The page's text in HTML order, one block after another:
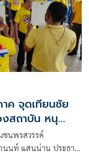
ค​ จุดเทียนชัย
งสถาบัน หนุ
ชนพรสวรรค์